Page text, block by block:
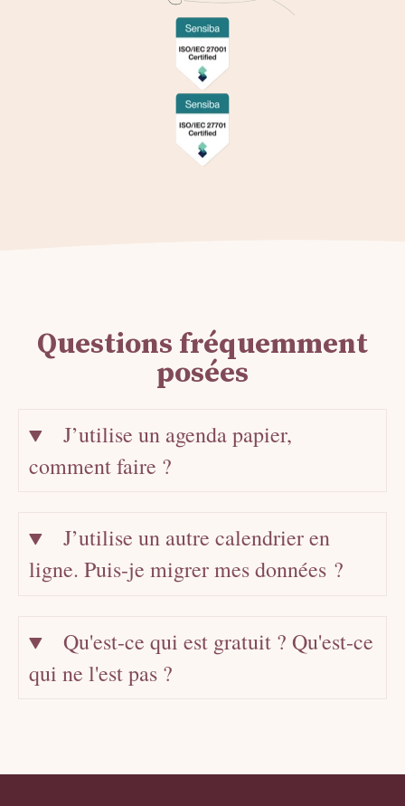
Questions fréquemment
posées
J’utilise un agenda papier,
comment faire ?
J’utilise un autre calendrier en
ligne. Puis-je migrer mes données ?
Qu'est-ce qui est gratuit ? Qu'est-ce
qui ne l'est pas ?